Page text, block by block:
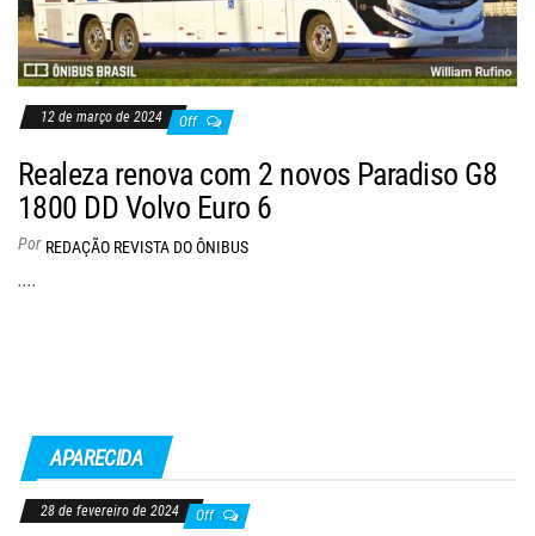
12 de março de 2024 Off
Realeza renova com 2 novos Paradiso G8
1800 DD Volvo Euro 6
Por REDAÇÃO REVISTA DO ÔNIBUS
....
APARECIDA
28 de fevereiro de 2024 Off